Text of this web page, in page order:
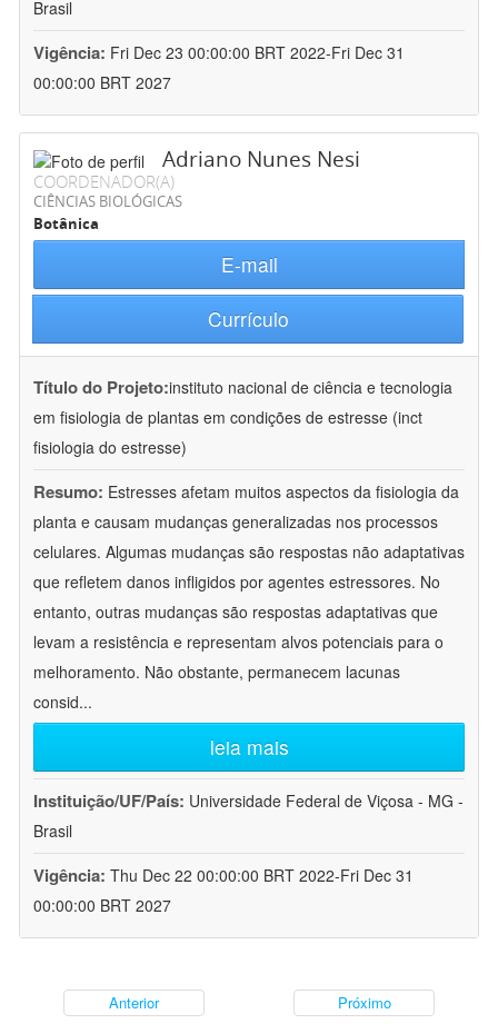
Brasil
Vigência: Fri Dec 23 00:00:00 BRT 2022-Fri Dec 31
00:00:00 BRT 2027
Adriano Nunes Nesi
COORDENADOR(A)
CIÊNCIAS BIOLÓGICAS
Botânica
E-mail
Currículo
Título do Projeto:instituto nacional de ciência e tecnologia
em fisiologia de plantas em condições de estresse (inct
fisiologia do estresse)
Resumo: Estresses afetam muitos aspectos da fisiologia da
planta e causam mudanças generalizadas nos processos
celulares. Algumas mudanças são respostas não adaptativas
que refletem danos infligidos por agentes estressores. No
entanto, outras mudanças são respostas adaptativas que
levam a resistência e representam alvos potenciais para o
melhoramento. Não obstante, permanecem lacunas
consid...
leia mais
Instituição/UF/País: Universidade Federal de Viçosa - MG -
Brasil
Vigência: Thu Dec 22 00:00:00 BRT 2022-Fri Dec 31
00:00:00 BRT 2027
Anterior Próximo